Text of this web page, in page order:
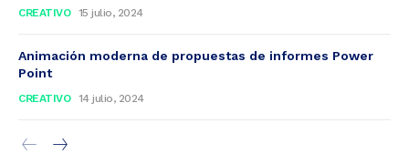
CREATIVO 15 julio, 2024
Animación moderna de propuestas de informes Power
Point
CREATIVO 14 julio, 2024